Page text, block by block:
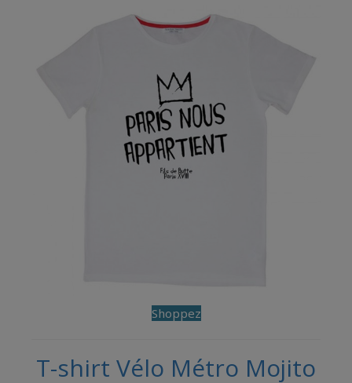
Shoppez
T-shirt Vélo Métro Mojito